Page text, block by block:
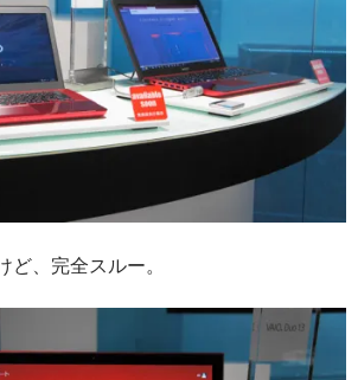
、完全スルー。